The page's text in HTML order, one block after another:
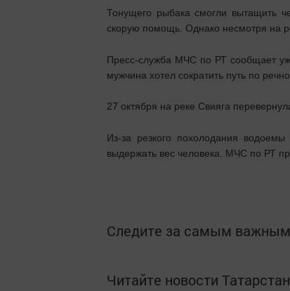
Тонущего рыбака смогли вытащить
скорую помощь. Однако несмотря на
Пресс-служба МЧС по РТ сообщает
мужчина хотел сократить путь по
27 октября на реке Свияга
Из-за резкого похолодания
выдержать вес человека. МЧС по РТ
Следите за самым
Читайте новости